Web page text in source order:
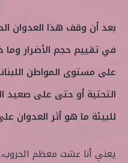
بعد أن وقف هذا العدوان
في تقييم حجم الأضرار وما
على مستوى المواطن
التحتية أو حتى على صعيد
للبيئة ما هو أثر العدوان
يعني أنا عشت معظم الحروب،